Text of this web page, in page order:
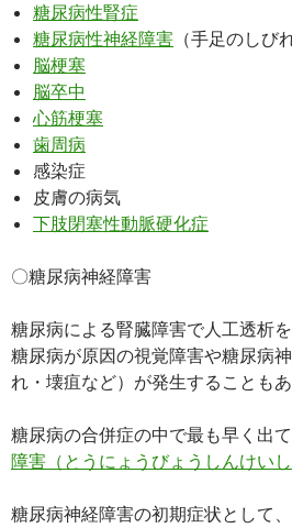
糖尿病性腎症
糖尿病性神経障害 （手足のしび
脳梗塞
脳卒中
心筋梗塞
歯周病
感染症
皮膚の病気
下肢閉塞性動脈硬化症
〇糖尿病神経障害
糖尿病による腎臓障害で人工透析
糖尿病が原因の視覚障害や糖尿病
れ・壊疽など）が発生することもあ
糖尿病の合併症の中で最も早く出
障害（とうにょうびょうしんけいし
糖尿病神経障害の初期症状として